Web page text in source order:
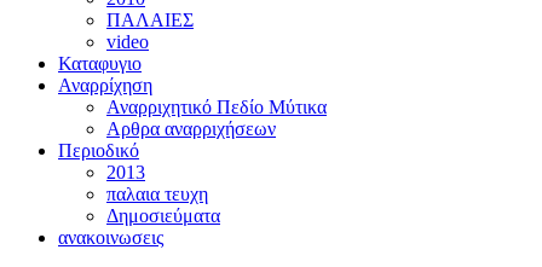
ΠΑΛΑΙΕΣ
video
Καταφυγιο
Αναρρίχηση
Αναρριχητικό Πεδίο Μύτικα
Αρθρα αναρριχήσεων
Περιοδικό
2013
παλαια τευχη
Δημοσιεύματα
ανακοινωσεις